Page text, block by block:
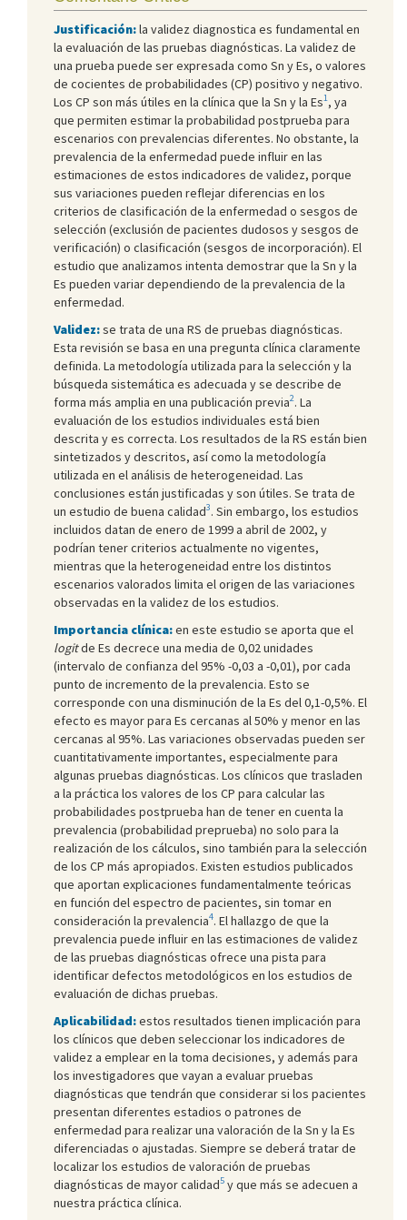
Justificación:la validez diagnostica es fundamental en
la evaluación de las pruebas diagnósticas. La validez de
una prueba puede ser expresada como Sn y Es, o valores
de cocientes de probabilidades (CP) positivo y negativo.
Los CP son más útiles en la clínica que la Sn y la Es1, ya
que permiten estimar la probabilidad postprueba para
escenarios con prevalencias diferentes. No obstante, la
prevalencia de la enfermedad puede influir en las
estimaciones de estos indicadores de validez, porque
sus variaciones pueden reflejar diferencias en los
criterios de clasificación de la enfermedad o sesgos de
selección (exclusión de pacientes dudosos y sesgos de
verificación) o clasificación (sesgos de incorporación). El
estudio que analizamos intenta demostrar que la Sn y la
Es pueden variar dependiendo de la prevalencia de la
enfermedad.
Validez:se trata de una RS de pruebas diagnósticas.
Esta revisión se basa en una pregunta clínica claramente
definida. La metodología utilizada para la selección y la
búsqueda sistemática es adecuada y se describe de
forma más amplia en una publicación previa2. La
evaluación de los estudios individuales está bien
descrita y es correcta. Los resultados de la RS están bien
sintetizados y descritos, así como la metodología
utilizada en el análisis de heterogeneidad. Las
conclusiones están justificadas y son útiles. Se trata de
un estudio de buena calidad3. Sin embargo, los estudios
incluidos datan de enero de 1999 a abril de 2002, y
podrían tener criterios actualmente no vigentes,
mientras que la heterogeneidad entre los distintos
escenarios valorados limita el origen de las variaciones
observadas en la validez de los estudios.
Importancia clínica:en este estudio se aporta que el
logitde Es decrece una media de 0,02 unidades
(intervalo de confianza del 95% -0,03 a -0,01), por cada
punto de incremento de la prevalencia. Esto se
corresponde con una disminución de la Es del 0,1-0,5%. El
efecto es mayor para Es cercanas al 50% y menor en las
cercanas al 95%. Las variaciones observadas pueden ser
cuantitativamente importantes, especialmente para
algunas pruebas diagnósticas. Los clínicos que trasladen
a la práctica los valores de los CP para calcular las
probabilidades postprueba han de tener en cuenta la
prevalencia (probabilidad preprueba) no solo para la
realización de los cálculos, sino también para la selección
de los CP más apropiados. Existen estudios publicados
que aportan explicaciones fundamentalmente teóricas
en función del espectro de pacientes, sin tomar en
consideración la prevalencia4. El hallazgo de que la
prevalencia puede influir en las estimaciones de validez
de las pruebas diagnósticas ofrece una pista para
identificar defectos metodológicos en los estudios de
evaluación de dichas pruebas.
Aplicabilidad:estos resultados tienen implicación para
los clínicos que deben seleccionar los indicadores de
validez a emplear en la toma decisiones, y además para
los investigadores que vayan a evaluar pruebas
diagnósticas que tendrán que considerar si los pacientes
presentan diferentes estadios o patrones de
enfermedad para realizar una valoración de la Sn y la Es
diferenciadas o ajustadas. Siempre se deberá tratar de
localizar los estudios de valoración de pruebas
diagnósticas de mayor calidad5 y que más se adecuen a
nuestra práctica clínica.